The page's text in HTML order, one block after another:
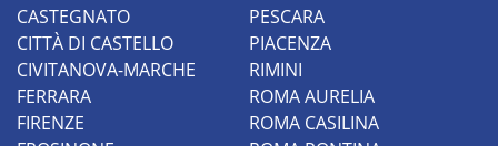
CASTEGNATO
CITTÀ DI CASTELLO
CIVITANOVA-MARCHE
FERRARA
FIRENZE
PESCARA
PIACENZA
RIMINI
ROMA AURELIA
ROMA CASILINA